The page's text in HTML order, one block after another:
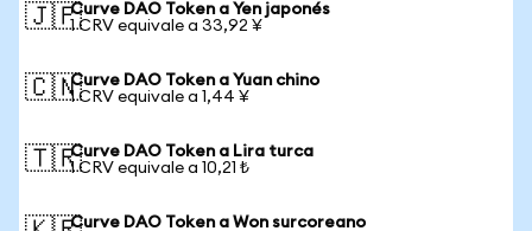
🇯🇵Curve DAO Token a Yen japonés
1 CRV equivale a 33,92 ¥
🇨🇳Curve DAO Token a Yuan chino
1 CRV equivale a 1,44 ¥
🇹🇷Curve DAO Token a Lira turca
1 CRV equivale a 10,21 ₺
Curve DAO Token a Won surcoreano